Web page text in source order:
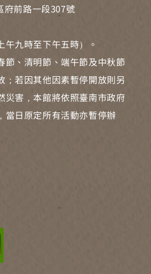
府前路一段307號
午九時至下午五時）。
節、清明節、端午節及中秋節
；若因其他因素暫停開放則另
災害，本館將依照臺南市政府
當日原定所有活動亦暫停辦